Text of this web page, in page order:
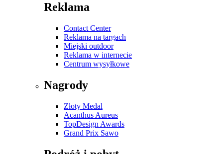
Reklama
Contact Center
Reklama na targach
Miejski outdoor
Reklama w internecie
Centrum wysyłkowe
Nagrody
Złoty Medal
Acanthus Aureus
TopDesign Awards
Grand Prix Sawo